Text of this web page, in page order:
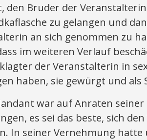
den Bruder der
zu gelangen und
an sich genommen zu
im weiteren Verlauf
der Veranstalterin in
haben, sie gewürgt und
war auf Anraten
es sei das beste, sich
In seiner Vernehmung